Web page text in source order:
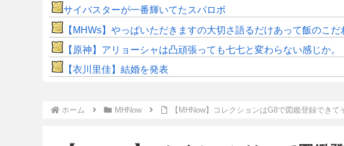
サイバスターが一番輝いてたスパロボ
【MHWs】やっぱいただきますの大切さ語るだけあって飯のこだ
【原神】アリョーシャは凸頑張っても七七と変わらない感じか。
【衣川里佳】結婚を発表
ホーム MHNow 【MHNow】コレクションはG8で図鑑登録でき